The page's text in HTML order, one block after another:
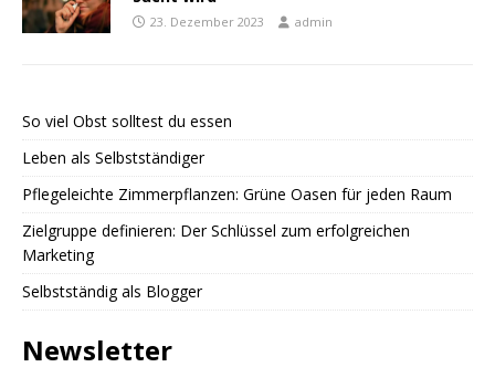
23. Dezember 2023 admin
So viel Obst solltest du essen
Leben als Selbstständiger
Pflegeleichte Zimmerpflanzen: Grüne Oasen für jeden Raum
Zielgruppe definieren: Der Schlüssel zum erfolgreichen
Marketing
Selbstständig als Blogger
Newsletter